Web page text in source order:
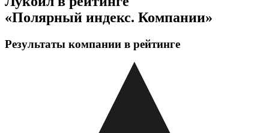
«Полярный индекс. Компании»
Результаты компании в рейтинге